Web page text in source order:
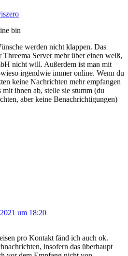
bin
werden nicht klappen. Das
Threema Server mehr über einen weiß,
nicht will. Außerdem ist man mit
irgendwie immer online. Wenn du
keine Nachrichten mehr empfangen
ihnen ab, stelle sie stumm (du
aber keine Benachrichtigungen)
um 18:20
pro Kontakt fänd ich auch ok.
insofern das überhaupt